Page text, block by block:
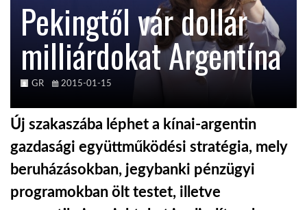
A VILÁG ITTHON
Pekingtől vár dollár
milliárdokat Argentína
GR 2015-01-15
Új szakaszába léphet a kínai-argentin
gazdasági együttműködési stratégia, mely
beruházásokban, jegybanki pénzügyi
programokban ölt testet, illetve